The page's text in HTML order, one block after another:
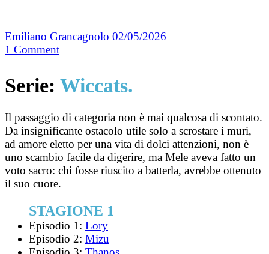
Emiliano Grancagnolo 02/05/2026
1 Comment
Serie: Wiccats.
Il passaggio di categoria non è mai qualcosa di scontato.
Da insignificante ostacolo utile solo a scrostare i muri,
ad amore eletto per una vita di dolci attenzioni, non è
uno scambio facile da digerire, ma Mele aveva fatto un
voto sacro: chi fosse riuscito a batterla, avrebbe ottenuto
il suo cuore.
STAGIONE 1
Episodio 1: Lory
Episodio 2: Mizu